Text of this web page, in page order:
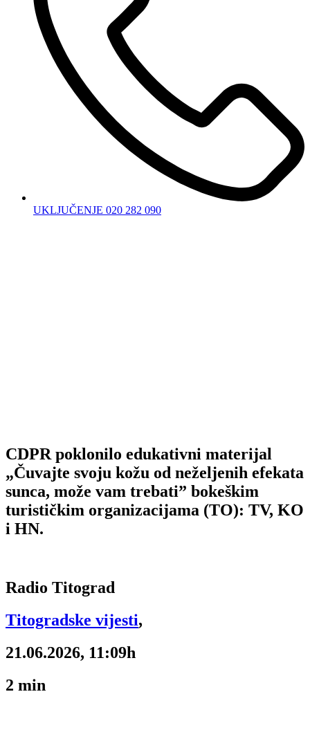
UKLJUČENJE 020 282 090
CDPR poklonilo edukativni materijal
„Čuvajte svoju kožu od neželjenih efekata
sunca, može vam trebati” bokeškim
turističkim organizacijama (TO): TV, KO
i HN.
Radio Titograd
Titogradske vijesti,
21.06.2026, 11:09h
2 min